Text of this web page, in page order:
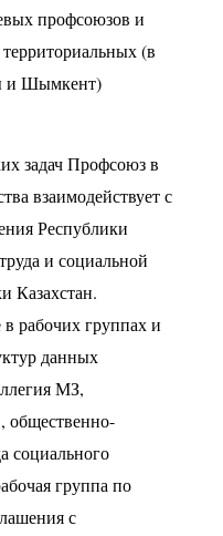
профсоюзов и
(в
и Шымкент)
задач Профсоюз в
взаимодействует с
Республики
и социальной
Казахстан.
рабочих группах и
данных
МЗ,
социального
группа по
с